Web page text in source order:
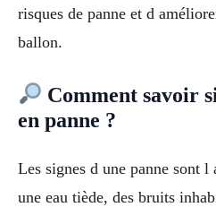
risques de panne et d
ballon.
Comment savoir
en panne ?
Les signes d une panne sont l
une eau tiède, des bruits